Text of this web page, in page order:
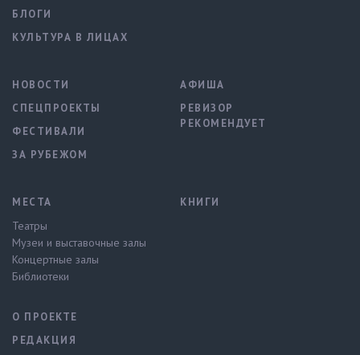
БЛОГИ
КУЛЬТУРА В ЛИЦАХ
НОВОСТИ
СПЕЦПРОЕКТЫ
ФЕСТИВАЛИ
ЗА РУБЕЖОМ
АФИША
РЕВИЗОР
РЕКОМЕНДУЕТ
МЕСТА
Театры
Музеи и выставочные залы
Концертные залы
Библиотеки
КНИГИ
О ПРОЕКТЕ
РЕДАКЦИЯ